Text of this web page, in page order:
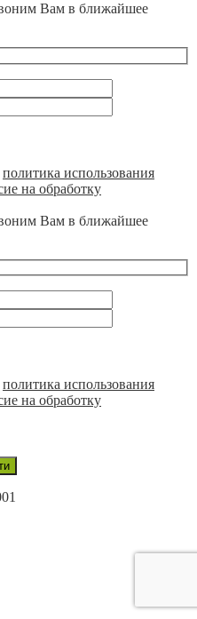
Вам в ближайшее
политика использования
на обработку
Вам в ближайшее
политика использования
на обработку